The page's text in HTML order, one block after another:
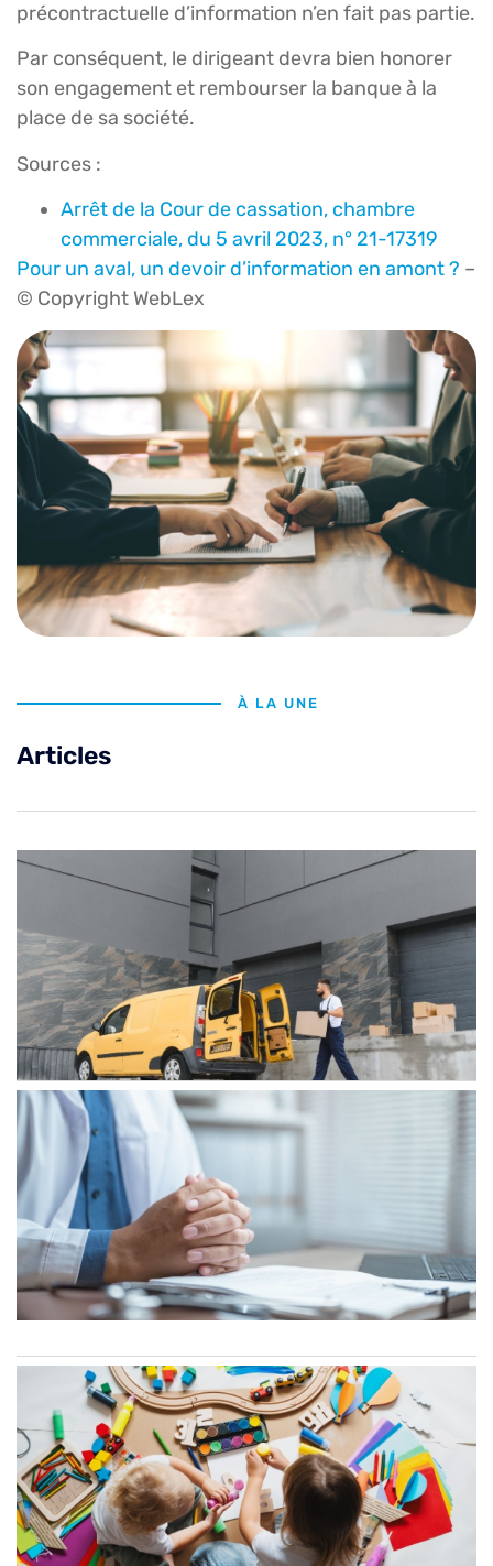
précontractuelle d’information n’en fait pas partie.
Par conséquent, le dirigeant devra bien honorer
son engagement et rembourser la banque à la
place de sa société.
Sources :
Arrêt de la Cour de cassation, chambre
commerciale, du 5 avril 2023, n° 21-17319
Pour un aval, un devoir d’information en amont ? –
© Copyright WebLex
À LA UNE
Articles